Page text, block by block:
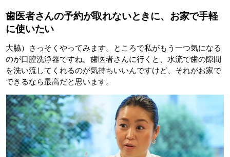
歯医者さんの予約が取れないときに、お家で手軽
に使いたい
大脇）さっそくやってみます。ところで私がもう一つ気になる
のが口腔洗浄器ですね。歯医者さんに行くと、水流で歯の隙間
を洗い流してくれるのが気持ちいいんですけど、それがお家で
できるなら最高だと思います。